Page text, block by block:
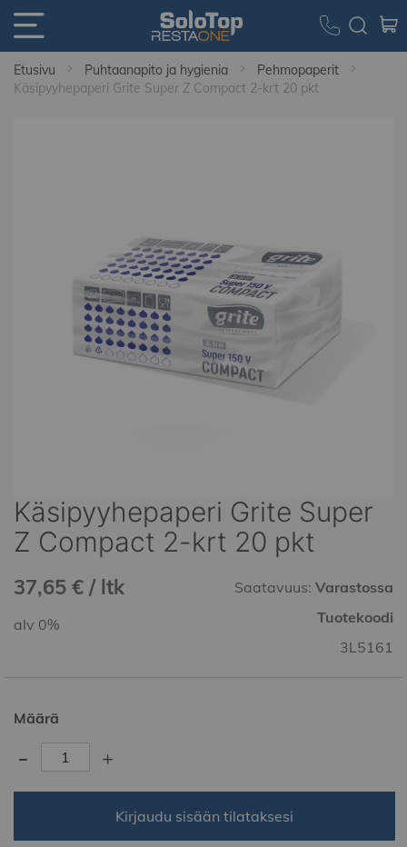
Etusivu Puhtaanapito ja hygienia
Pehmopaperit
Käsipyyhepaperi Grite Super Z Compact 2-krt 20 pkt
Käsipyyhepaperi Grite Super
Z Compact 2-krt 20 pkt
37,65 € / ltk Saatavuus: Varastossa
Tuotekoodi
3L5161
alv 0%
Määrä
- +
Kirjaudu sisään tilataksesi
Skip
to
the
of
images